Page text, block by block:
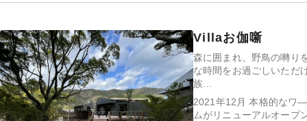
Villaお伽噺
森に囲まれ、野鳥の囀り
な時間をお過ごしいただ
族…
2021年12月 本格的なワ
ムがリニューアルオープ